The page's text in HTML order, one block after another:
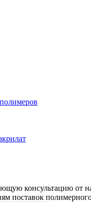
консультацию от
поставок